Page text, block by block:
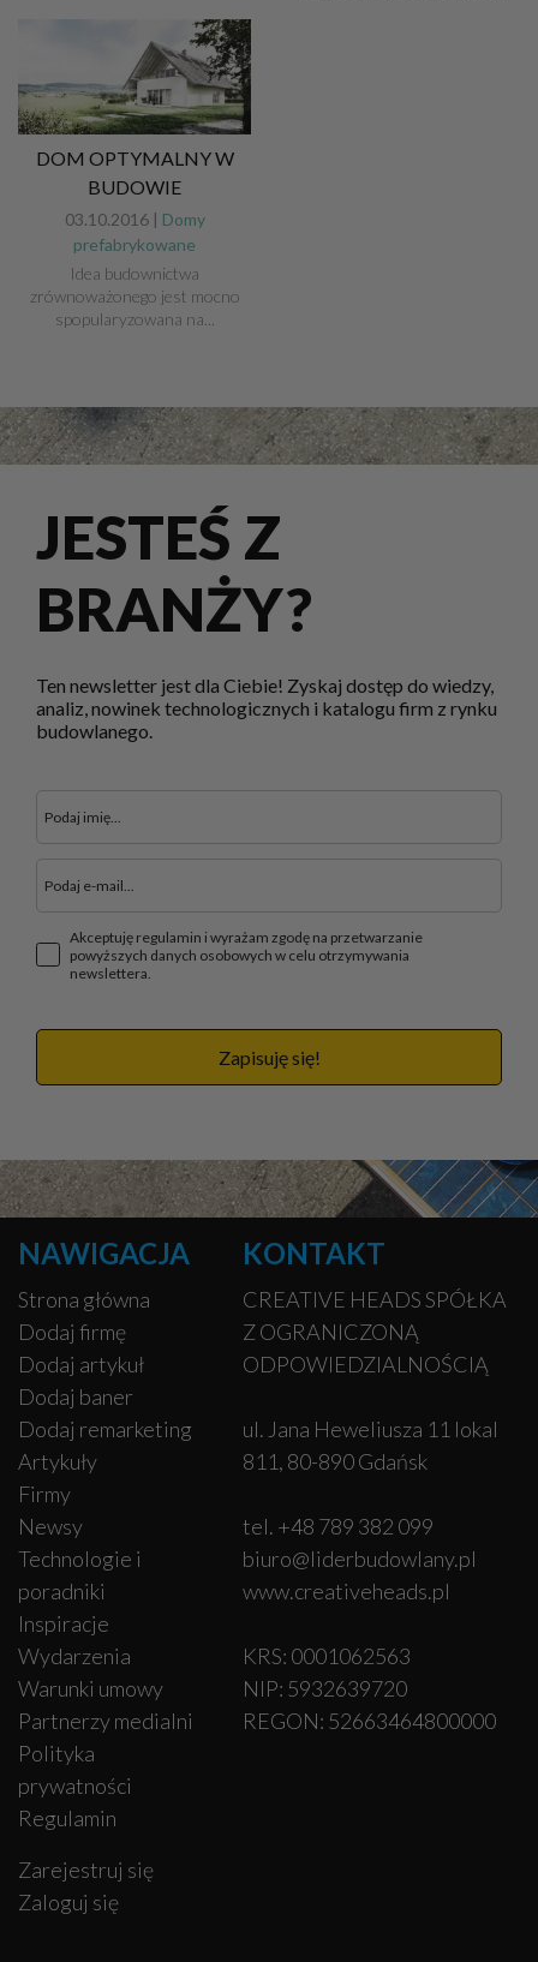
DOM OPTYMALNY W
BUDOWIE
03.10.2016 | Domy
prefabrykowane
Idea budownictwa
zrównoważonego jest mocno
spopularyzowana na...
JESTEŚ Z
BRANŻY?
Ten newsletter jest dla Ciebie! Zyskaj dostęp do wiedzy,
analiz, nowinek technologicznych i katalogu firm z rynku
budowlanego.
Akceptuję regulamin i wyrażam zgodę na przetwarzanie
powyższych danych osobowych w celu otrzymywania
newslettera.
Zapisuję się!
NAWIGACJA
Strona główna
Dodaj firmę
Dodaj artykuł
Dodaj baner
Dodaj remarketing
Artykuły
Firmy
Newsy
Technologie i
poradniki
Inspiracje
Wydarzenia
Warunki umowy
Partnerzy medialni
Polityka
prywatności
Regulamin
Zarejestruj się
Zaloguj się
KONTAKT
CREATIVE HEADS SPÓŁKA
Z OGRANICZONĄ
ODPOWIEDZIALNOŚCIĄ
ul. Jana Heweliusza 11 lokal
811, 80-890 Gdańsk
tel. +48 789 382 099
biuro@liderbudowlany.pl
www.creativeheads.pl
KRS: 0001062563
NIP: 5932639720
REGON: 52663464800000